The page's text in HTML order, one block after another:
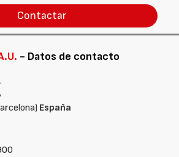
Contactar
- Datos de contacto
España